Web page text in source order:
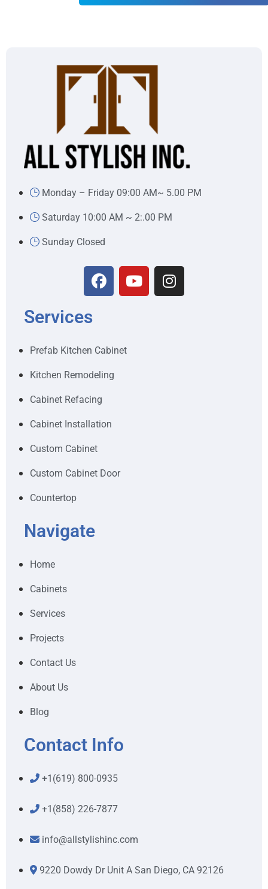
Monday – Friday 09:00 AM~ 5.00 PM
Saturday 10:00 AM ~ 2:.00 PM
Sunday Closed
Services
Prefab Kitchen Cabinet
Kitchen Remodeling
Cabinet Refacing
Cabinet Installation
Custom Cabinet
Custom Cabinet Door
Countertop
Navigate
Home
Cabinets
Services
Projects
Contact Us
About Us
Blog
Contact Info
+1(619) 800-0935
+1(858) 226-7877
info@allstylishinc.com
9220 Dowdy Dr Unit A San Diego, CA 92126